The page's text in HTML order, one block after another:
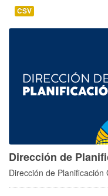
CSV
Dirección de
Dirección de